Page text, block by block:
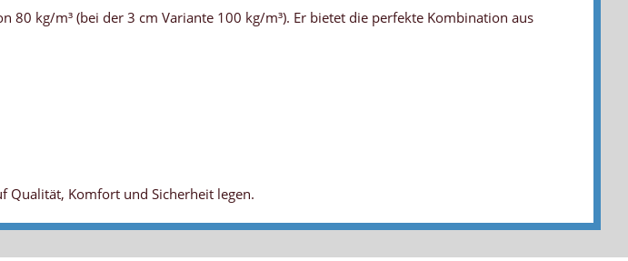
kg/m³ (bei der 3 cm Variante 100 kg/m³). Er bietet die perfekte Kombination aus
Qualität, Komfort und Sicherheit legen.